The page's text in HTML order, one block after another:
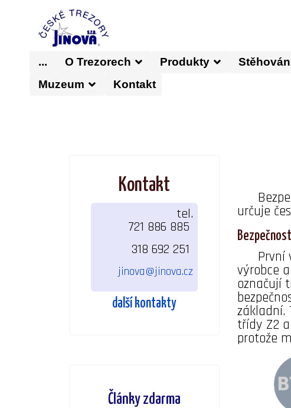
... O Trezorech Produkty
Muzeum
Kontakt
Kontakt
tel.
721 886 885
318 692 251
jinova@jinova.cz
další kontakty
Články zdarma
určuje
První
výrobce
označují
základní.
třídy Z2
protože